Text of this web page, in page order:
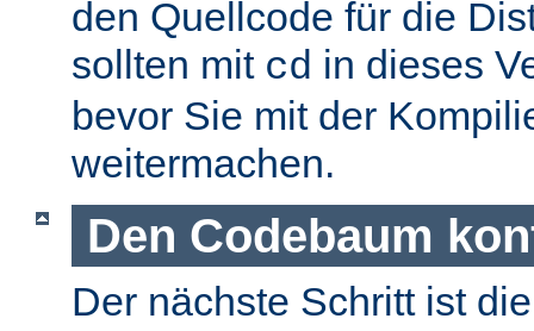
den Quellcode für die
sollten mit cd in dieses
bevor Sie mit der
weitermachen.
Den Codebaum
Der nächste Schritt ist